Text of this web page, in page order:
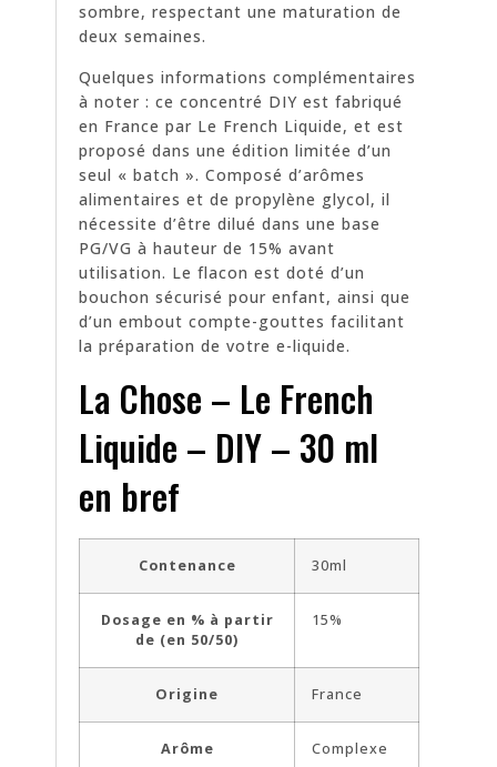
sombre, respectant une maturation de
deux semaines.
Quelques informations complémentaires
à noter : ce concentré DIY est fabriqué
en France par Le French Liquide, et est
proposé dans une édition limitée d’un
seul « batch ». Composé d’arômes
alimentaires et de propylène glycol, il
nécessite d’être dilué dans une base
PG/VG à hauteur de 15% avant
utilisation. Le flacon est doté d’un
bouchon sécurisé pour enfant, ainsi que
d’un embout compte-gouttes facilitant
la préparation de votre e-liquide.
La Chose – Le French
Liquide – DIY – 30 ml
en bref
Contenance 30ml
Dosage en % à partir
de (en 50/50)
15%
Origine France
Arôme Complexe